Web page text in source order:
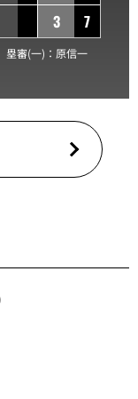
3
7
塁審(一)： 原信一